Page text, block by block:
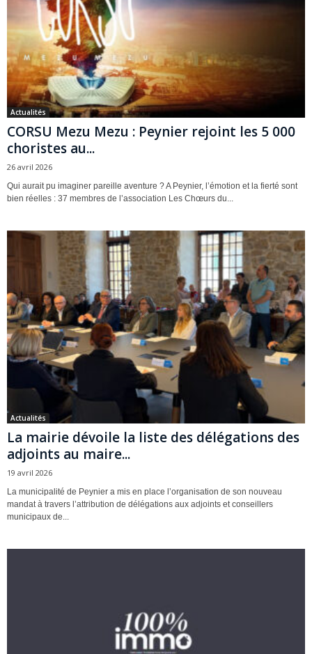
Actualités
CORSU Mezu Mezu : Peynier rejoint les 5 000
choristes au...
26 avril 2026
Qui aurait pu imaginer pareille aventure ? A Peynier, l’émotion et la fierté sont
bien réelles : 37 membres de l’association Les Chœurs du...
Actualités
La mairie dévoile la liste des délégations des
adjoints au maire...
19 avril 2026
La municipalité de Peynier a mis en place l’organisation de son nouveau
mandat à travers l’attribution de délégations aux adjoints et conseillers
municipaux de...